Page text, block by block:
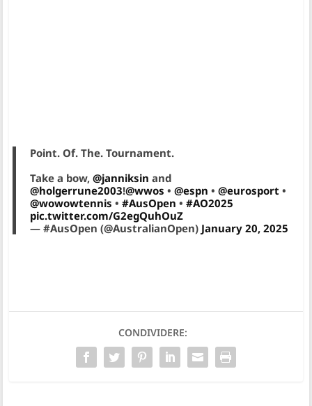
Point. Of. The. Tournament.
Take a bow,@janniksin and
@holgerrune2003!@wwos •@espn •@eurosport •
@wowowtennis •#AusOpen •#AO2025
pic.twitter.com/G2egQuhOuZ
— #AusOpen (@AustralianOpen) January 20, 2025
CONDIVIDERE: